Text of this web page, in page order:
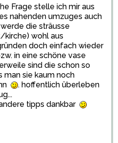
Frage stelle ich mir aus
nahenden umzuges auch
die sträusse
wohl aus
doch einfach wieder
in eine schöne vase
sind die schon so
man sie kaum noch
. hoffentlich überleben
tipps dankbar